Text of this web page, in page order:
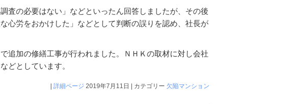
査の必要はない」などといったん回答しましたが、その後
心労をおかけした」などとして判断の誤りを認め、社長が
追加の修繕工事が行われました。ＮＨＫの取材に対し会社
どとしています。
詳細ページ 2019年7月11日 | カテゴリー 欠陥マンション